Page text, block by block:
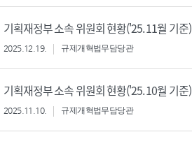
기획재정부 소속 위원회 현황('25. 11월 기준)
2025.12.19. 규제개혁법무담당관
기획재정부 소속 위원회 현황('25. 10월 기준)
2025.11.10. 규제개혁법무담당관